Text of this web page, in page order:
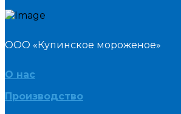
ООО «Купинское мороженое»
О нас
Производство